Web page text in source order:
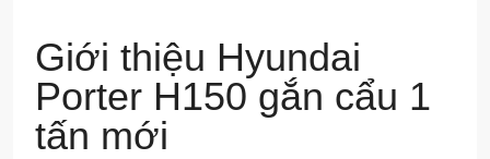
Giới thiệu Hyundai
Porter H150 gắn cẩu 1
tấn mới